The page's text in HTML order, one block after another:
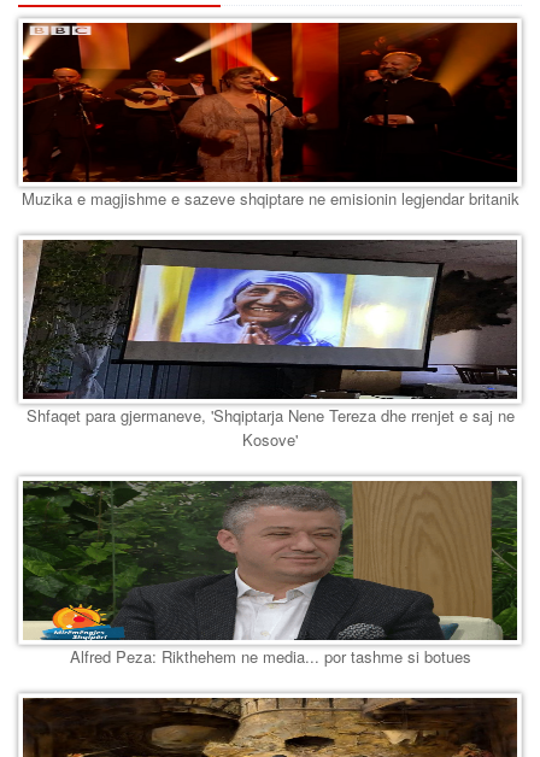
Muzika e magjishme e sazeve shqiptare ne emisionin legjendar britanik
Shfaqet para gjermaneve, 'Shqiptarja Nene Tereza dhe rrenjet e saj ne
Kosove'
Alfred Peza: Rikthehem ne media... por tashme si botues